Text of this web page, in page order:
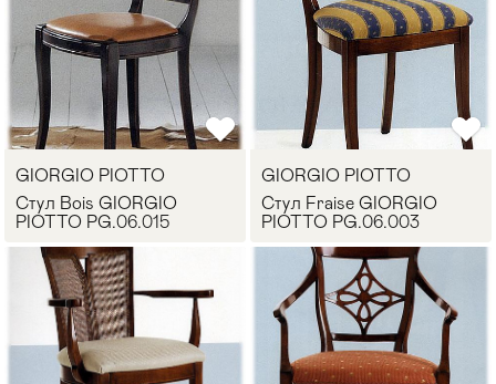
Кровати
Столы >
Стулья >
Комоды и
Мебель
GIORGIO PIOTTO
Стул Bois GIORGIO
PIOTTO PG.06.015
GIORGIO PIOTTO
Стул Fraise GIORGIO
PIOTTO PG.06.003